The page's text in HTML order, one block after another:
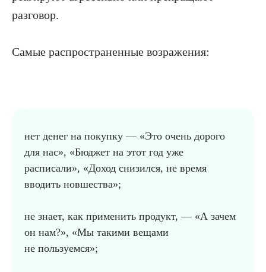
разговор.
Самые распространенные возражения:
нет денег на покупку — «Это очень дорого
для нас», «Бюджет на этот год уже
расписали», «Доход снизился, не время
вводить новшества»;
не знает, как применить продукт, — «А зачем
он нам?», «Мы такими вещами
не пользуемся»;